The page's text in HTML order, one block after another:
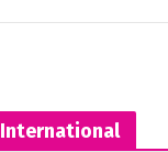
International